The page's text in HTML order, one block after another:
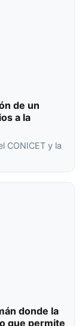
de un
a la
CONICET y la
donde la
que permite